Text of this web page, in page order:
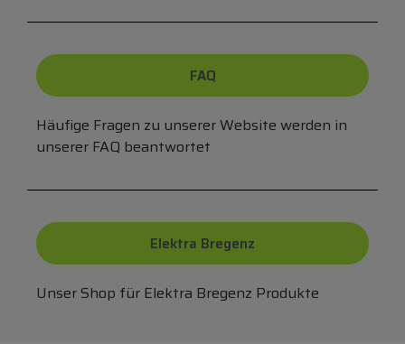
FAQ
Häufige Fragen zu unserer Website werden in
unserer FAQ beantwortet
Elektra Bregenz
Unser Shop für Elektra Bregenz Produkte